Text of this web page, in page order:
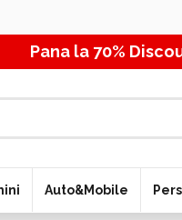
70%
Auto&Mobile